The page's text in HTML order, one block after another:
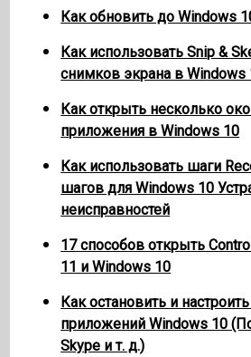
Как обновить до Windows
Как использовать Snip &
снимков экрана в Windows
Как открыть несколько
приложения в Windows 10
Как использовать шаги
шагов для Windows 10
неисправностей
17 способов открыть
11 и Windows 10
Как остановить и
приложений Windows 10
Skype и т. д.)